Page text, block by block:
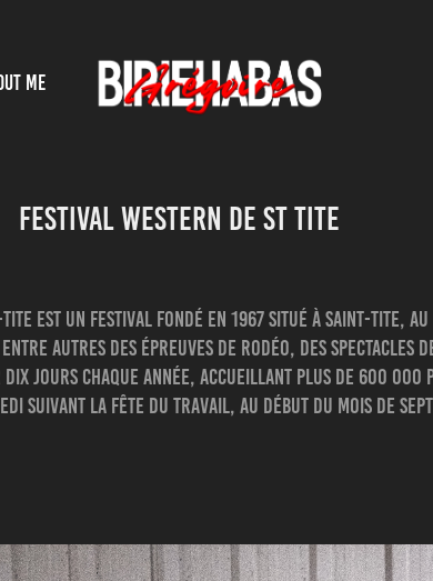
ME
FESTIVAL WESTERN DE ST TITE
est un festival fondé en 1967 situé à Saint-Tite, au
autres des épreuves de rodéo, des spectacles
jours chaque année, accueillant plus de 600 000
suivant la fête du Travail, au début du mois de